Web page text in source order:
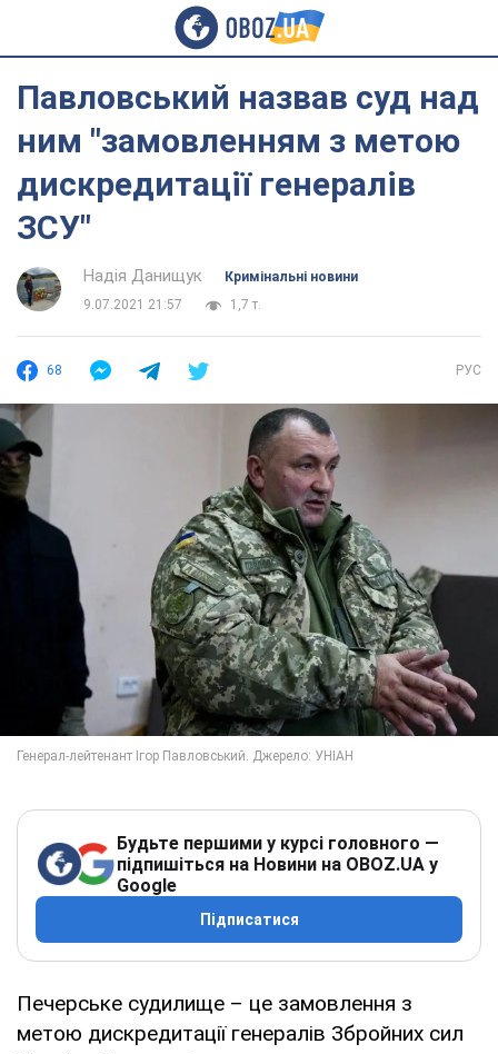
Павловський назвав суд над
ним "замовленням з метою
дискредитації генералів
ЗСУ"
Надія Данищук
Кримінальні новини
9.07.2021 21:57
1,7 т.
68 РУС
Будьте першими у курсі головного —
підпишіться на Новини на OBOZ.UA у
Google
Підписатися
Печерське судилище – це замовлення з
метою дискредитації генералів Збройних сил